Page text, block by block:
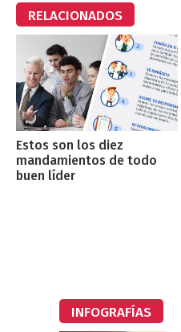
RELACIONADOS
Estos son los diez
mandamientos de todo
buen líder
INFOGRAFÍAS